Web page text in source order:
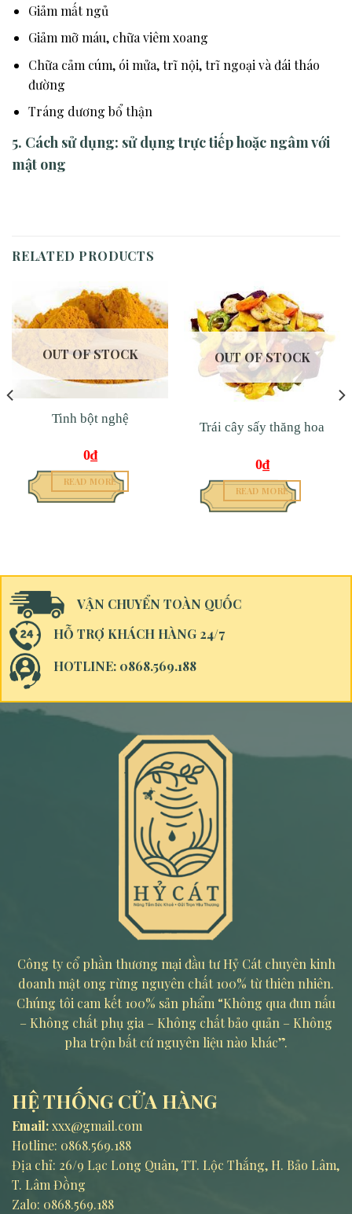
Giảm mất ngủ
Giảm mỡ máu, chữa viêm xoang
Chữa cảm cúm, ói mửa, trĩ nội, trĩ ngoại và đái tháo
đường
Tráng dương bổ thận
5. Cách sử dụng: sử dụng trực tiếp hoặc ngâm với
mật ong
RELATED PRODUCTS
OUT OF STOCK
Tinh bột nghệ
0₫
READ MORE
OUT OF STOCK
Trái cây sấy thăng hoa
0₫
READ MORE
VẬN CHUYỂN TOÀN QUỐC
HỖ TRỢ KHÁCH HÀNG 24/7
HOTLINE: 0868.569.188
Công ty cổ phần thương mại đầu tư Hỷ Cát chuyên kinh
doanh mật ong rừng nguyên chất 100% từ thiên nhiên.
Chúng tôi cam kết 100% sản phẩm “Không qua đun nấu
– Không chất phụ gia – Không chất bảo quản – Không
pha trộn bất cứ nguyên liệu nào khác”.
HỆ THỐNG CỬA HÀNG
Email:xxx@gmail.com
Hotline: 0868.569.188
Địa chỉ: 26/9 Lạc Long Quân, TT. Lộc Thắng, H. Bảo Lâm,
T. Lâm Đồng
Zalo: 0868.569.188